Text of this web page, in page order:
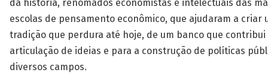
da história, renomados economistas e intelectuais das
escolas de pensamento econômico, que ajudaram a criar
tradição que perdura até hoje, de um banco que contribui
articulação de ideias e para a construção de políticas
diversos campos.